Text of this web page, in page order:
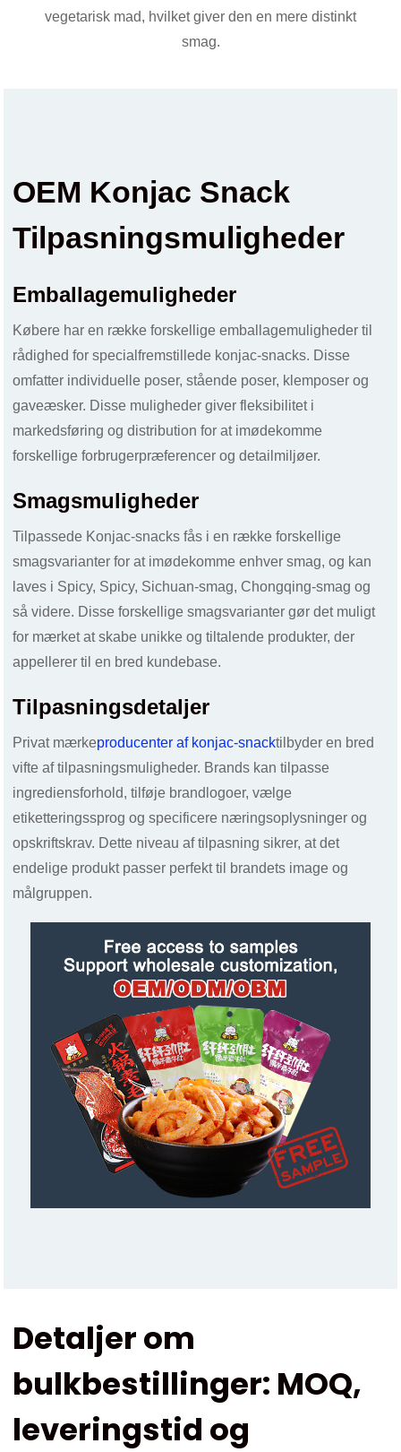
vegetarisk mad, hvilket giver den en mere distinkt
smag.
OEM Konjac Snack
Tilpasningsmuligheder
Emballagemuligheder
Købere har en række forskellige emballagemuligheder til
rådighed for specialfremstillede konjac-snacks. Disse
omfatter individuelle poser, stående poser, klemposer og
gaveæsker. Disse muligheder giver fleksibilitet i
markedsføring og distribution for at imødekomme
forskellige forbrugerpræferencer og detailmiljøer.
Smagsmuligheder
Tilpassede Konjac-snacks fås i en række forskellige
smagsvarianter for at imødekomme enhver smag, og kan
laves i Spicy, Spicy, Sichuan-smag, Chongqing-smag og
så videre. Disse forskellige smagsvarianter gør det muligt
for mærket at skabe unikke og tiltalende produkter, der
appellerer til en bred kundebase.
Tilpasningsdetaljer
Privat mærkeproducenter af konjac-snacktilbyder en bred
vifte af tilpasningsmuligheder. Brands kan tilpasse
ingrediensforhold, tilføje brandlogoer, vælge
etiketteringssprog og specificere næringsoplysninger og
opskriftskrav. Dette niveau af tilpasning sikrer, at det
endelige produkt passer perfekt til brandets image og
målgruppen.
Detaljer om
bulkbestillinger: MOQ,
leveringstid og